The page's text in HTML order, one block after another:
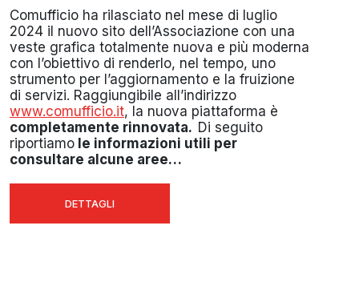
Comufficio ha rilasciato nel mese di luglio
2024 il nuovo sito dell’Associazione con una
veste grafica totalmente nuova e più moderna
con l’obiettivo di renderlo, nel tempo, uno
strumento per l’aggiornamento e la fruizione
di servizi. Raggiungibile all’indirizzo
www.comufficio.it, la nuova piattaforma è
completamente rinnovata. Di seguito
riportiamo le informazioni utili per
consultare alcune aree…
DETTAGLI